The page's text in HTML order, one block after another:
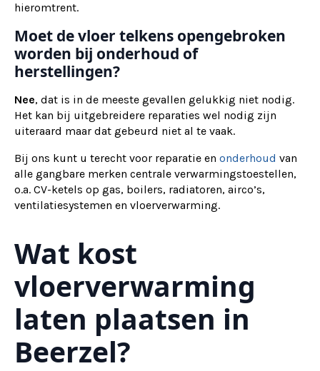
hieromtrent.
Moet de vloer telkens opengebroken
worden bij onderhoud of
herstellingen?
Nee, dat is in de meeste gevallen gelukkig niet nodig.
Het kan bij uitgebreidere reparaties wel nodig zijn
uiteraard maar dat gebeurd niet al te vaak.
Bij ons kunt u terecht voor reparatie en onderhoud van
alle gangbare merken centrale verwarmingstoestellen,
o.a. CV-ketels op gas, boilers, radiatoren, airco’s,
ventilatiesystemen en vloerverwarming.
Wat kost
vloerverwarming
laten plaatsen in
Beerzel?